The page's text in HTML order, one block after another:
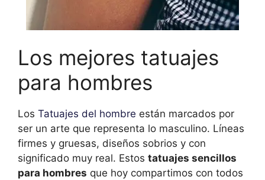
Los mejores tatuajes
para hombres
Los Tatuajes del hombre están marcados por
ser un arte que representa lo masculino. Líneas
firmes y gruesas, diseños sobrios y con
significado muy real. Estos tatuajes sencillos
para hombres que hoy compartimos con todos